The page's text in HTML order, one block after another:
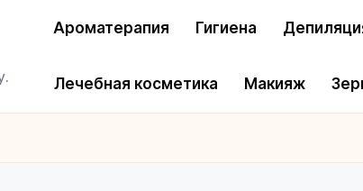
Ароматерапия Гигиена
Лечебная косметика Макияж